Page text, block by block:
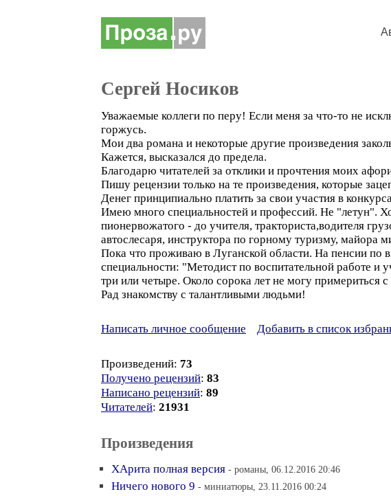
Сергей Носиков
Уважаемые коллеги по перу! Если меня за что-то не
горжусь.
Мои два романа и некоторые другие произведения
Кажется, высказался до предела.
Благодарю читателей за отклики и прочтения моих
Пишу рецензии только на те произведения, которые
Денег принципиально платить за свои участия в
Имею много специальностей и профессий. Не "летун".
пионервожатого - до учителя, тракториста,водителя
автослесаря, инструктора по горному туризму, майора
Пока что проживаю в Луганской области. На пенсии по
специальности: "Методист по воспитательной работе и
три или четыре. Около сорока лет не могу
Рад знакомству с талантливыми людьми!
Написать личное сообщение Добавить в список
Произведений: 73
Получено рецензий: 83
Написано рецензий: 89
Читателей: 21931
Произведения
ХАрита полная версия - романы, 06.12.2016 20:46
Ничего нового 9 - миниатюры, 23.11.2016 00:24